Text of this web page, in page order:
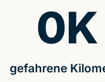
gefahrene
0K